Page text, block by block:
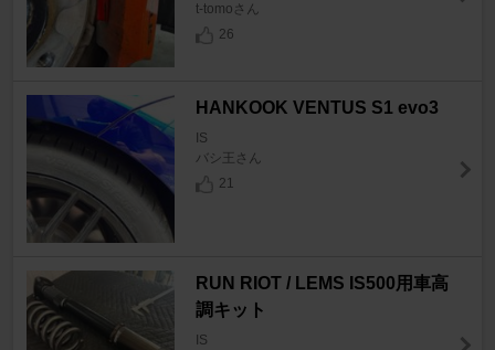
t-tomoさん
26
HANKOOK VENTUS S1 evo3
IS
バシ王さん
21
RUN RIOT / LEMS IS500用車高
調キット
IS